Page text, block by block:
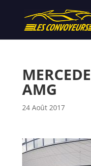
AMG
24 Août 2017